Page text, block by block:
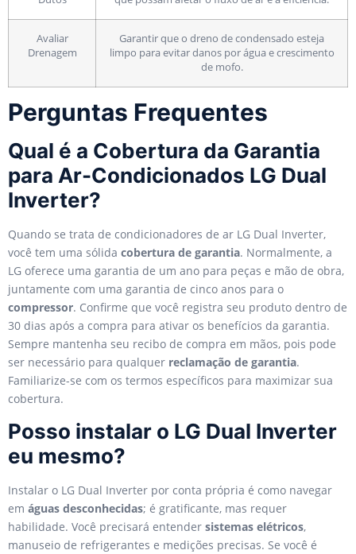
Avaliar
Drenagem
Garantir que o dreno de condensado esteja
limpo para evitar danos por água e crescimento
de mofo.
Perguntas Frequentes
Qual é a Cobertura da Garantia
para Ar-Condicionados LG Dual
Inverter?
Quando se trata de condicionadores de ar LG Dual Inverter,
você tem uma sólida cobertura de garantia. Normalmente, a
LG oferece uma garantia de um ano para peças e mão de obra,
juntamente com uma garantia de cinco anos para o
compressor. Confirme que você registra seu produto dentro de
30 dias após a compra para ativar os benefícios da garantia.
Sempre mantenha seu recibo de compra em mãos, pois pode
ser necessário para qualquer reclamação de garantia.
Familiarize-se com os termos específicos para maximizar sua
cobertura.
Posso instalar o LG Dual Inverter
eu mesmo?
Instalar o LG Dual Inverter por conta própria é como navegar
em águas desconhecidas; é gratificante, mas requer
habilidade. Você precisará entender sistemas elétricos,
manuseio de refrigerantes e medições precisas. Se você é